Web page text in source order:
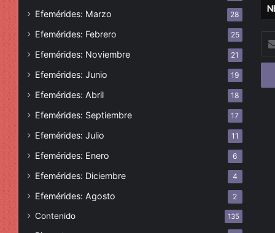
Efemérides: Marzo 28
Efemérides: Febrero 25
Efemérides: Noviembre 21
Efemérides: Junio 19
Efemérides: Abril 18
Efemérides: Septiembre 17
Efemérides: Julio 11
Efemérides: Enero 6
Efemérides: Diciembre 4
Efemérides: Agosto 2
Contenido 135